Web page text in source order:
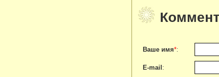
Ваше имя*:
E-mail :